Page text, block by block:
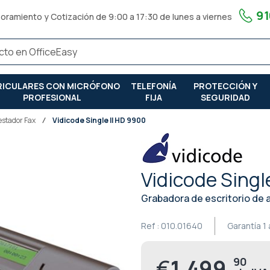
y Cotización de 9:00 a 17:30 de lunes a viernes
CON MICRÓFONO
PROFESIONAL
TELEFONÍA
FIJA
PROTECCIÓN Y
SEGURIDAD
Fax Vidicode Single II HD 9900
Vidicode
Grabadora de escritorio de
Garantía 1
Ref : 010.01640
Precio 90